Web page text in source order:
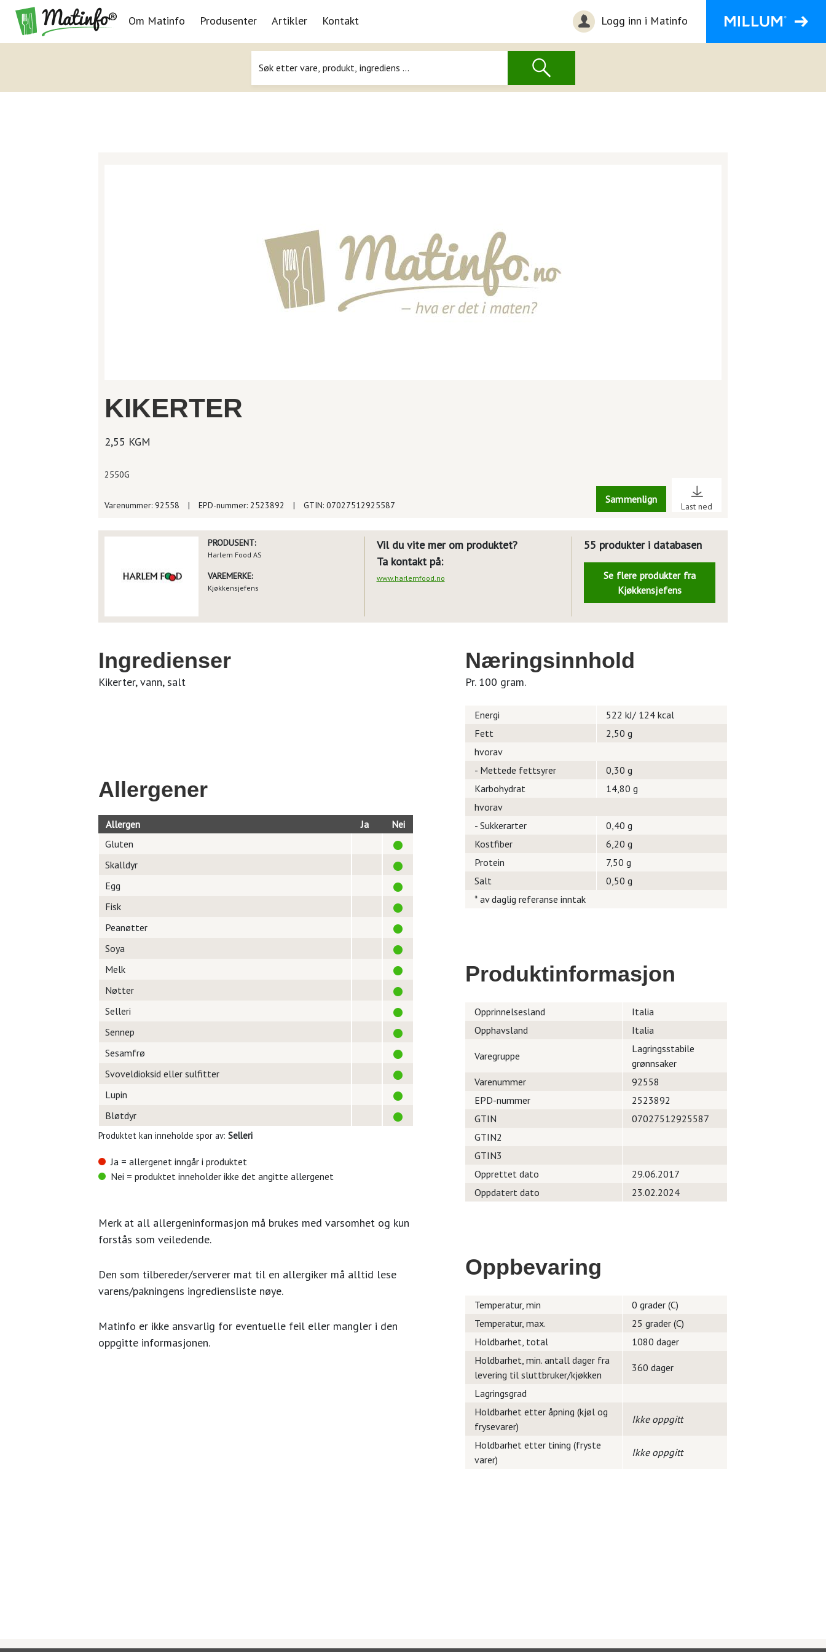
Navigasjon
Om Matinfo Produsenter Artikler Kontakt Logg inn i Matinfo
KIKERTER
2,55 KGM
2550G
Sammenlign
Last ned
Varenummer: 92558 | EPD-nummer: 2523892 | GTIN: 07027512925587
PRODUSENT:
Harlem Food AS
VAREMERKE:
Kjøkkensjefens
Vil du vite mer om produktet?
Ta kontakt på:
www.harlemfood.no
55 produkter i databasen
Se flere produkter fra
Kjøkkensjefens
Ingredienser
Kikerter, vann, salt
Allergener
Allergen Ja
Nei
Gluten
Skalldyr
Egg
Fisk
Peanøtter
Soya
Melk
Nøtter
Selleri
Sennep
Sesamfrø
Svoveldioksid eller sulfitter
Lupin
Bløtdyr
Produktet kan inneholde spor av: Selleri
Ja = allergenet inngår i produktet
Nei = produktet inneholder ikke det angitte allergenet
Merk at all allergeninformasjon må brukes med varsomhet og kun
forstås som veiledende.
Den som tilbereder/serverer mat til en allergiker må alltid lese
varens/pakningens ingrediensliste nøye.
Matinfo er ikke ansvarlig for eventuelle feil eller mangler i den
oppgitte informasjonen.
Næringsinnhold
Pr. 100 gram.
Energi
522 kJ/ 124 kcal
Fett
2,50 g
hvorav
- Mettede fettsyrer
0,30 g
Karbohydrat
14,80 g
hvorav
- Sukkerarter
0,40 g
Kostfiber
6,20 g
Protein
7,50 g
Salt
0,50 g
* av daglig referanse inntak
Produktinformasjon
Opprinnelsesland
Italia
Opphavsland
Italia
Varegruppe
Lagringsstabile
grønnsaker
Varenummer
92558
EPD-nummer
2523892
GTIN
07027512925587
GTIN2
GTIN3
Opprettet dato
29.06.2017
Oppdatert dato
23.02.2024
Oppbevaring
Temperatur, min
0 grader (C)
Temperatur, max.
25 grader (C)
Holdbarhet, total
1080 dager
Holdbarhet, min. antall dager fra
levering til sluttbruker/kjøkken
360 dager
Lagringsgrad
Holdbarhet etter åpning (kjøl og
frysevarer)
Ikke oppgitt
Holdbarhet etter tining (fryste
varer)
Ikke oppgitt